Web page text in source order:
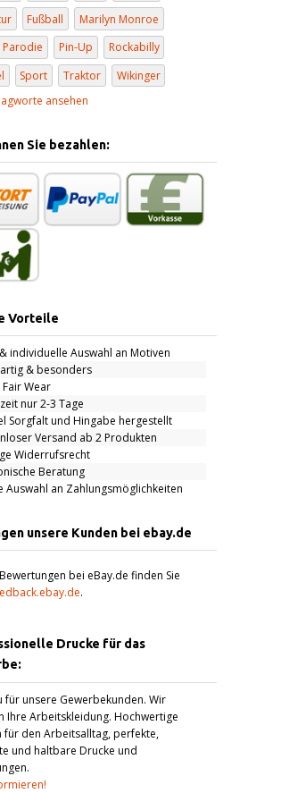
Fußball
Marilyn Monroe
Parodie Pin-Up
Rockabilly
Sport Traktor
Wikinger
ansehen
Sie bezahlen:
Vorteile
individuelle Auswahl an Motiven
& besonders
Fair Wear
nur 2-3 Tage
Sorgfalt und Hingabe hergestellt
Versand ab 2 Produkten
Widerrufsrecht
Beratung
Auswahl an Zahlungsmöglichkeiten
unsere Kunden bei ebay.de
bei eBay.de finden Sie
.
Drucke für das
für unsere Gewerbekunden. Wir
Ihre Arbeitskleidung. Hochwertige
für den Arbeitsalltag, perfekte,
und haltbare Drucke und